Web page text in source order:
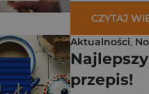
CZYTAJ
Aktualności,
przepis!